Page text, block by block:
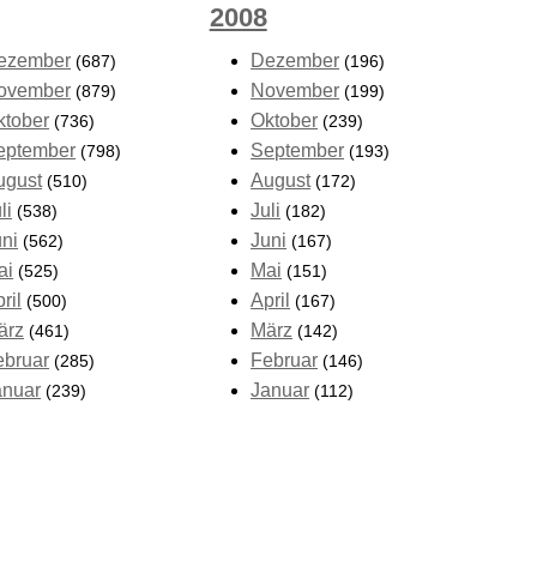
(687)
(879)
(736)
(798)
(510)
(538)
(562)
(525)
(500)
(461)
(285)
(239)
2008
Dezember (196)
November (199)
Oktober (239)
September (193)
August (172)
Juli (182)
Juni (167)
Mai (151)
April (167)
März (142)
Februar (146)
Januar (112)